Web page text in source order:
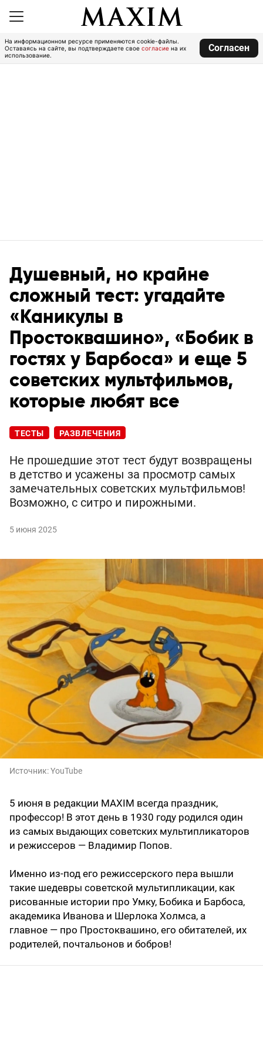
На информационном ресурсе применяются cookie-файлы.
Оставаясь на сайте, вы подтверждаете свое согласие на их
использование.
Согласен
Душевный, но крайне
сложный тест: угадайте
«Каникулы в
Простоквашино», «Бобик в
гостях у Барбоса» и еще 5
советских мультфильмов,
которые любят все
ТЕСТЫ РАЗВЛЕЧЕНИЯ
Не прошедшие этот тест будут возвращены
в детство и усажены за просмотр самых
замечательных советских мультфильмов!
Возможно, с ситро и пирожными.
5 июня 2025
Источник:YouTube
5 июня в редакции MAXIM всегда праздник,
профессор! В этот день в 1930 году родился один
из самых выдающих советских мультипликаторов
и режиссеров — Владимир Попов.
Именно из-под его режиссерского пера вышли
такие шедевры советской мультипликации, как
рисованные истории про Умку, Бобика и Барбоса,
академика Иванова и Шерлока Холмса, а
главное — про Простоквашино, его обитателей, их
родителей, почтальонов и бобров!